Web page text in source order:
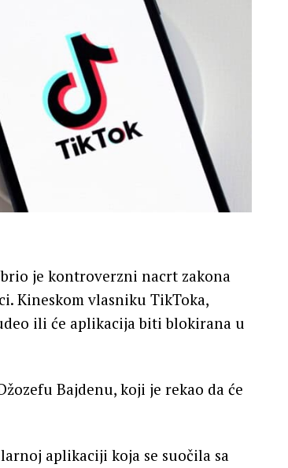
je kontroverzni nacrt zakona
Kineskom vlasniku TikToka,
ili će aplikacija biti blokirana u
Bajdenu, koji je rekao da će
aplikaciji koja se suočila sa